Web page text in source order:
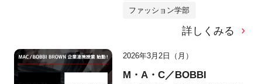
ファッション学部
詳しくみる
2026年3月2日（月）
M・A・C／BOBBI